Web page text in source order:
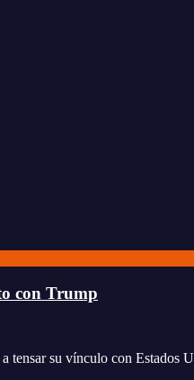
con Trump
su vínculo con